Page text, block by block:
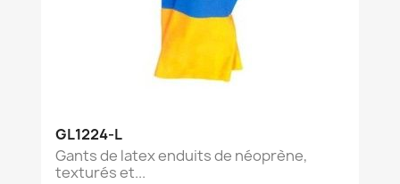
GL1224-L
Gants de latex enduits de néoprène,
texturés et...